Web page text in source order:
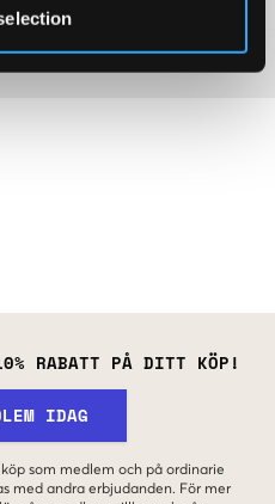
RABATT PÅ DITT KÖP!
IDAG
som medlem och på ordinarie
med andra erbjudanden. För mer